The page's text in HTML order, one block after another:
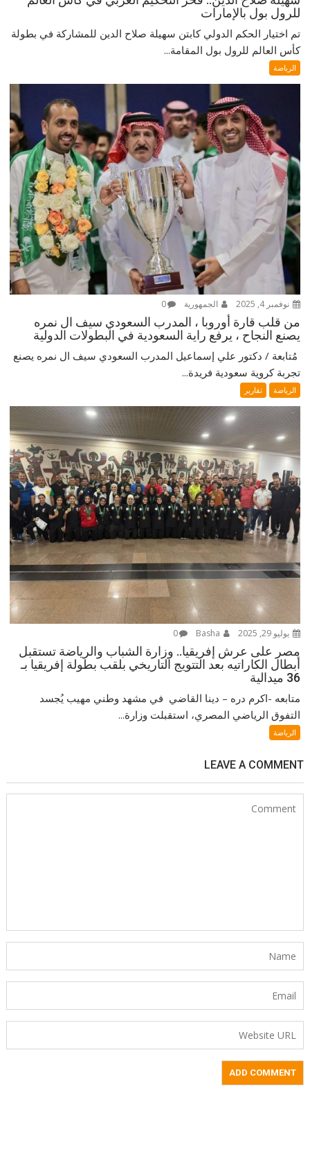
للرول بول بالإمارات
تم اختيار الحكم الدولي كابتن سهيلة صلاح الدين للمشاركة في بطولة
كأس العالم للرول بول المقامة...
الرياضة
نوفمبر 4, 2025 الجمهورية 0
من قلب قارة أوروبا ، المدرب السعودي سيف ال نمره
يصنع النجاح ، يرفع راية السعودية في البطولات الدولية
‎ مُتابعة / دكتور علي إسماعيل ‎المدرب السعودي سيف ال نمره يصنع
تجربة كروية سعودية فريدة...
الرياضة تقارير
يوليو 29, 2025 0
مصر على عرش إفريقيا.. وزارة الشباب والرياضة تستقبل
أبطال الكاراتيه بعد التتويج التاريخي بلقب بطولة إفريقيا بـ
36 ميدالية
متابعه -اكرم دره – دينا القاضي في مشهد وطني مهيب يُجسد
التفوق الرياضي المصري، استقبلت وزارة...
الرياضة
LEAVE A COMMENT